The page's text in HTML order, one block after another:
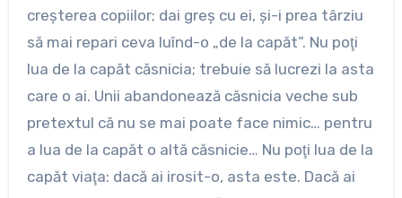
creşterea copiilor; dai greş cu ei, şi-i prea târziu
să mai repari ceva luînd-o „de la capăt”. Nu poţi
lua de la capăt căsnicia; trebuie să lucrezi la asta
care o ai. Unii abandonează căsnicia veche sub
pretextul că nu se mai poate face nimic… pentru
a lua de la capăt o altă căsnicie… Nu poţi lua de la
capăt viaţa: dacă ai irosit-o, asta este. Dacă ai